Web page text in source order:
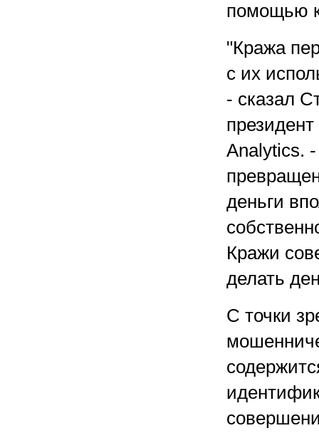
помощью
"Кража
с их
- сказал
Analytics.
деньги
Кражи
делать
С точки